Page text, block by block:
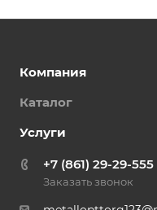
Компания
Каталог
Услуги
+7 (861) 29-29-555
Заказать звонок